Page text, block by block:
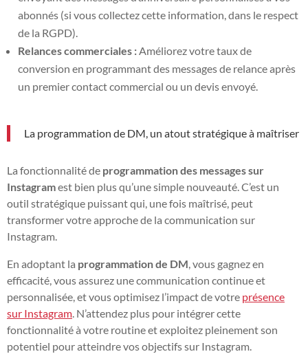
abonnés (si vous collectez cette information, dans le respect
de la RGPD).
Relances commerciales :Améliorez votre taux de
conversion en programmant des messages de relance après
un premier contact commercial ou un devis envoyé.
La programmation de DM, un atout stratégique à maîtriser
La fonctionnalité de programmation des messages sur
Instagramest bien plus qu’une simple nouveauté. C’est un
outil stratégique puissant qui, une fois maîtrisé, peut
transformer votre approche de la communication sur
Instagram.
En adoptant la programmation de DM, vous gagnez en
efficacité, vous assurez une communication continue et
personnalisée, et vous optimisez l’impact de votre présence
sur Instagram. N’attendez plus pour intégrer cette
fonctionnalité à votre routine et exploitez pleinement son
potentiel pour atteindre vos objectifs sur Instagram.